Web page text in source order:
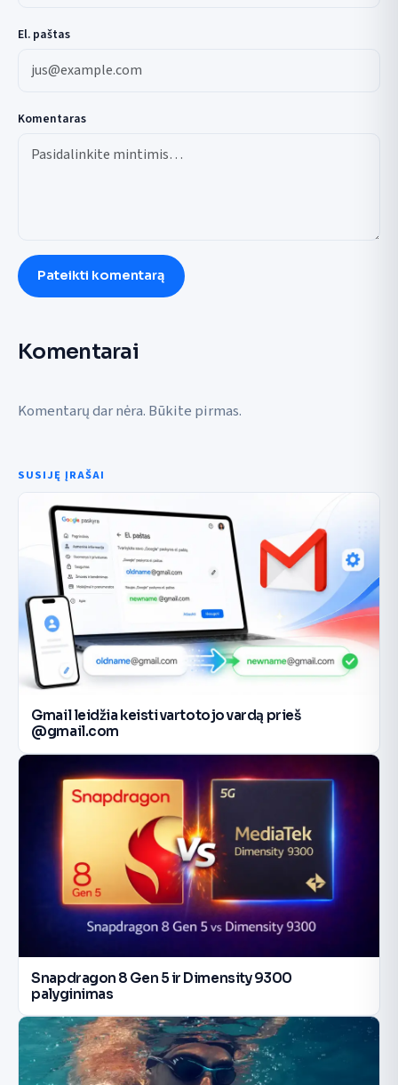
El. paštas
Komentaras
Pateikti komentarą
Komentarai
Komentarų dar nėra. Būkite pirmas.
SUSIJĘ ĮRAŠAI
Gmail leidžia keisti vartotojo vardą prieš
@gmail.com
Snapdragon 8 Gen 5 ir Dimensity 9300
palyginimas